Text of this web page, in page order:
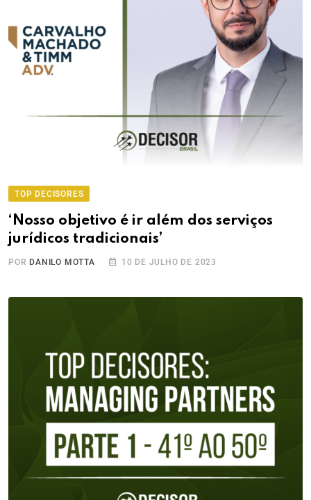
TOP DECISORES
‘Nosso objetivo é ir além dos serviços
jurídicos tradicionais’
PORDANILO MOTTA 10 DE JULHO DE 2023